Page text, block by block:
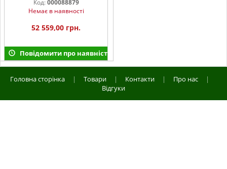
Код: 000088879
Немає в наявності
52 559,00 грн.
Повідомити про наявність
Головна сторінка | Товари | Контакти | Про нас
|
Відгуки